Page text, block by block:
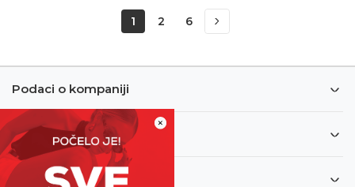
×
1 2 6
Podaci o kompaniji
Informacije
Korisnički servis